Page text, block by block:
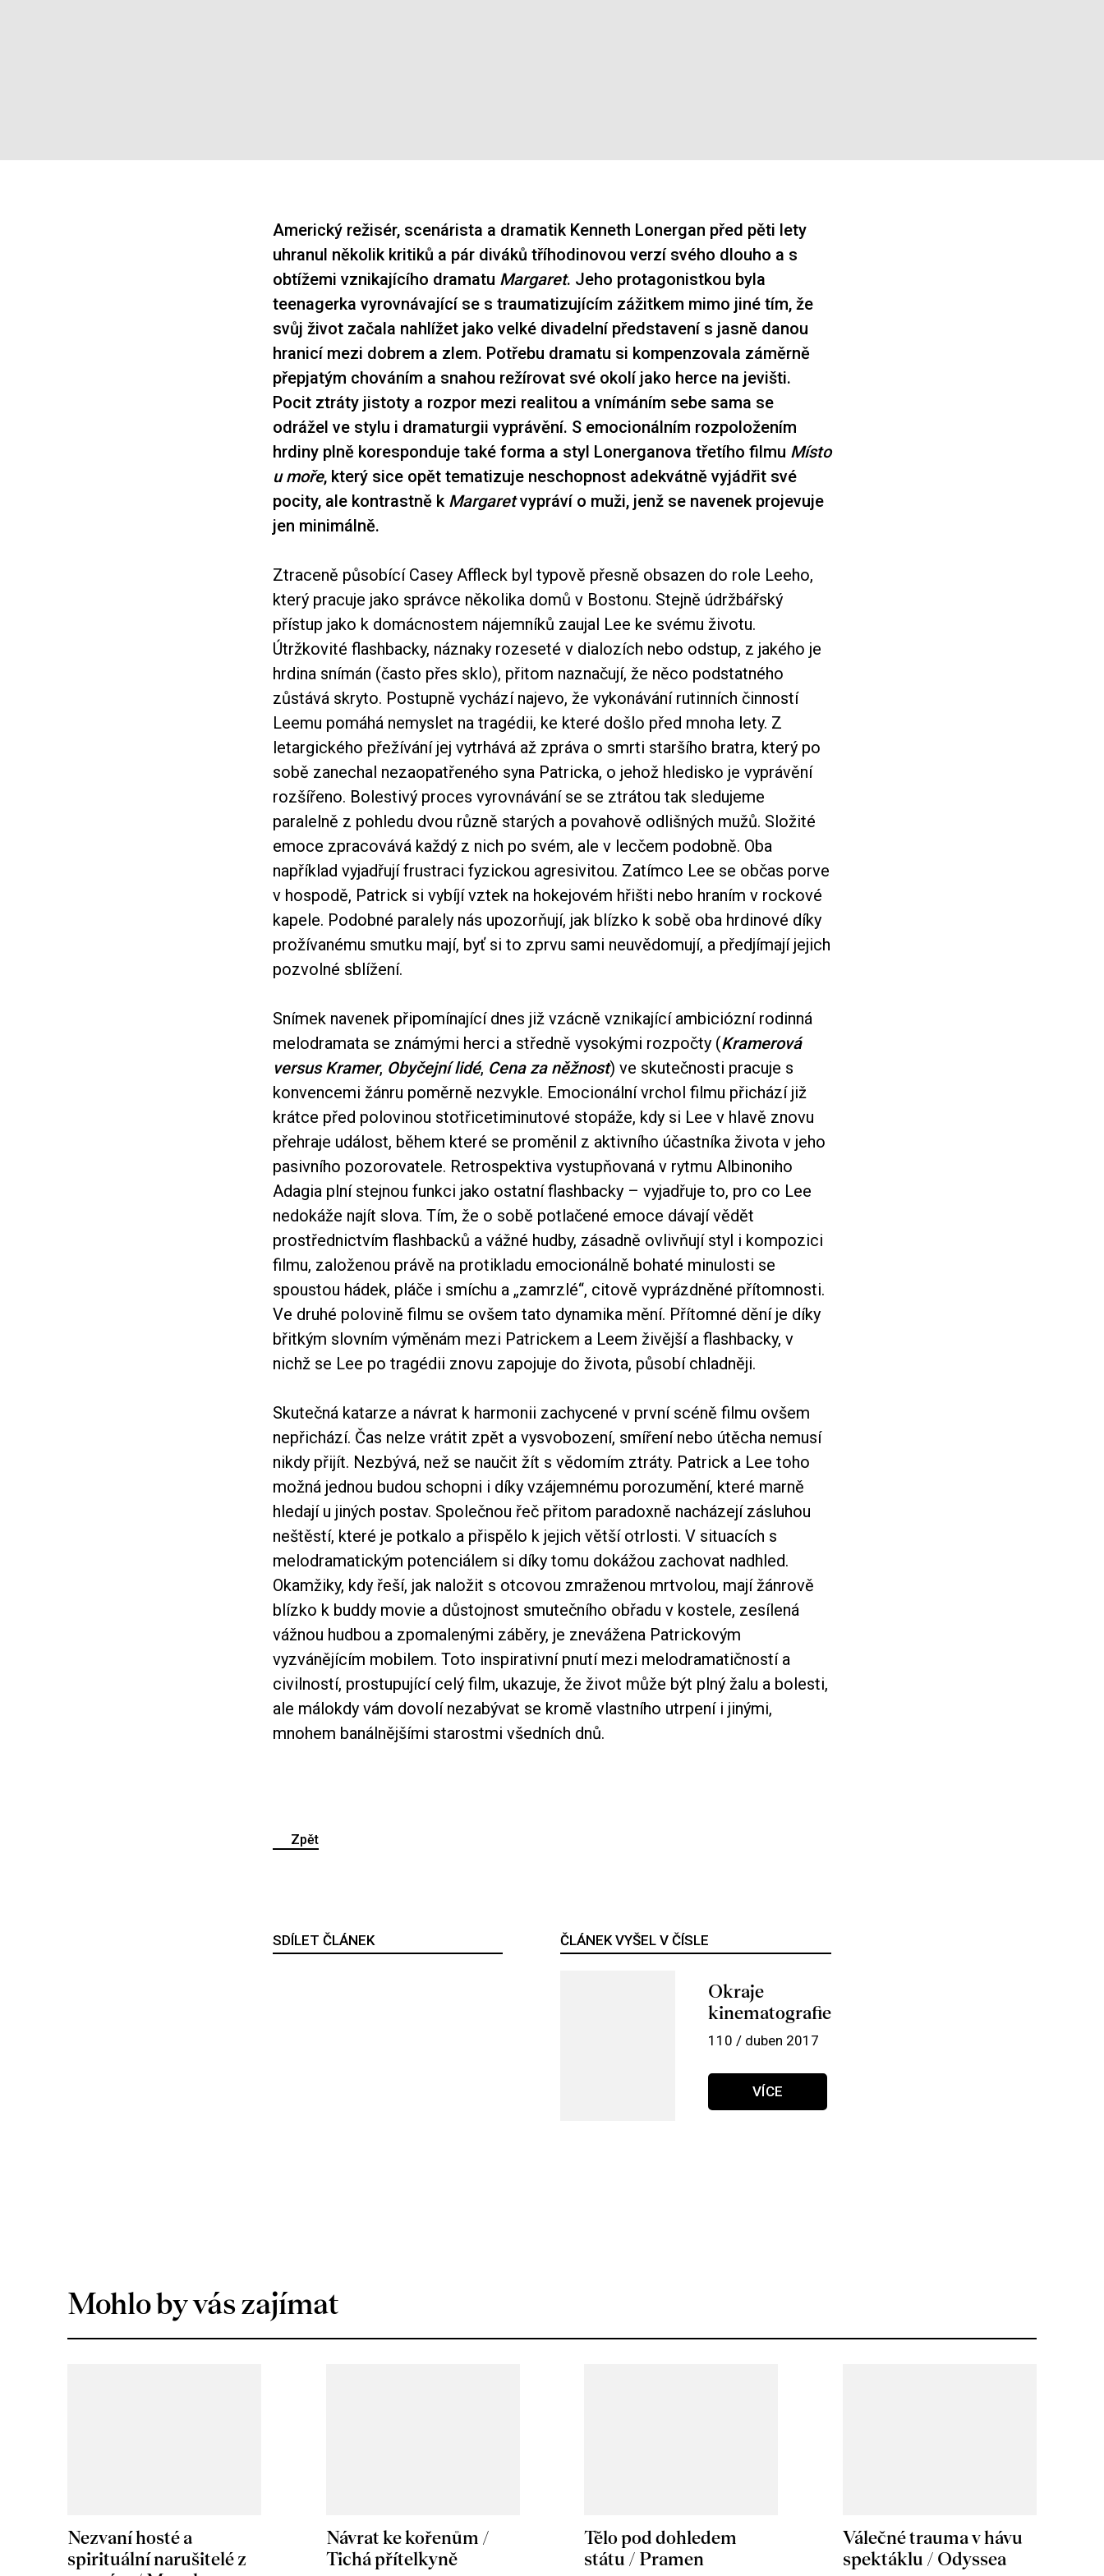
Americký režisér, scenárista a dramatik Kenneth Lonergan před pěti lety
uhranul několik kritiků a pár diváků tříhodinovou verzí svého dlouho a s
obtížemi vznikajícího dramatu Margaret. Jeho protagonistkou byla
teenagerka vyrovnávající se s traumatizujícím zážitkem mimo jiné tím, že
svůj život začala nahlížet jako velké divadelní představení s jasně danou
hranicí mezi dobrem a zlem. Potřebu dramatu si kompenzovala záměrně
přepjatým chováním a snahou režírovat své okolí jako herce na jevišti.
Pocit ztráty jistoty a rozpor mezi realitou a vnímáním sebe sama se
odrážel ve stylu i dramaturgii vyprávění. S emocionálním rozpoložením
hrdiny plně koresponduje také forma a styl Lonerganova třetího filmu Místo
u moře, který sice opět tematizuje neschopnost adekvátně vyjádřit své
pocity, ale kontrastně k Margaretvypráví o muži, jenž se navenek projevuje
jen minimálně.
Ztraceně působící Casey Affleck byl typově přesně obsazen do role Leeho,
který pracuje jako správce několika domů v Bostonu. Stejně údržbářský
přístup jako k domácnostem nájemníků zaujal Lee ke svému životu.
Útržkovité flashbacky, náznaky rozeseté v dialozích nebo odstup, z jakého je
hrdina snímán (často přes sklo), přitom naznačují, že něco podstatného
zůstává skryto. Postupně vychází najevo, že vykonávání rutinních činností
Leemu pomáhá nemyslet na tragédii, ke které došlo před mnoha lety. Z
letargického přežívání jej vytrhává až zpráva o smrti staršího bratra, který po
sobě zanechal nezaopatřeného syna Patricka, o jehož hledisko je vyprávění
rozšířeno. Bolestivý proces vyrovnávání se se ztrátou tak sledujeme
paralelně z pohledu dvou různě starých a povahově odlišných mužů. Složité
emoce zpracovává každý z nich po svém, ale v lecčem podobně. Oba
například vyjadřují frustraci fyzickou agresivitou. Zatímco Lee se občas porve
v hospodě, Patrick si vybíjí vztek na hokejovém hřišti nebo hraním v rockové
kapele. Podobné paralely nás upozorňují, jak blízko k sobě oba hrdinové díky
prožívanému smutku mají, byť si to zprvu sami neuvědomují, a předjímají jejich
pozvolné sblížení.
Snímek navenek připomínající dnes již vzácně vznikající ambiciózní rodinná
melodramata se známými herci a středně vysokými rozpočty (Kramerová
versus Kramer, Obyčejní lidé, Cena za něžnost) ve skutečnosti pracuje s
konvencemi žánru poměrně nezvykle. Emocionální vrchol filmu přichází již
krátce před polovinou stotřicetiminutové stopáže, kdy si Lee v hlavě znovu
přehraje událost, během které se proměnil z aktivního účastníka života v jeho
pasivního pozorovatele. Retrospektiva vystupňovaná v rytmu Albinoniho
Adagia plní stejnou funkci jako ostatní flashbacky – vyjadřuje to, pro co Lee
nedokáže najít slova. Tím, že o sobě potlačené emoce dávají vědět
prostřednictvím flashbacků a vážné hudby, zásadně ovlivňují styl i kompozici
filmu, založenou právě na protikladu emocionálně bohaté minulosti se
spoustou hádek, pláče i smíchu a „zamrzlé“, citově vyprázdněné přítomnosti.
Ve druhé polovině filmu se ovšem tato dynamika mění. Přítomné dění je díky
břitkým slovním výměnám mezi Patrickem a Leem živější a flashbacky, v
nichž se Lee po tragédii znovu zapojuje do života, působí chladněji.
Skutečná katarze a návrat k harmonii zachycené v první scéně filmu ovšem
nepřichází. Čas nelze vrátit zpět a vysvobození, smíření nebo útěcha nemusí
nikdy přijít. Nezbývá, než se naučit žít s vědomím ztráty. Patrick a Lee toho
možná jednou budou schopni i díky vzájemnému porozumění, které marně
hledají u jiných postav. Společnou řeč přitom paradoxně nacházejí zásluhou
neštěstí, které je potkalo a přispělo k jejich větší otrlosti. V situacích s
melodramatickým potenciálem si díky tomu dokážou zachovat nadhled.
Okamžiky, kdy řeší, jak naložit s otcovou zmraženou mrtvolou, mají žánrově
blízko k buddy movie a důstojnost smutečního obřadu v kostele, zesílená
vážnou hudbou a zpomalenými záběry, je znevážena Patrickovým
vyzvánějícím mobilem. Toto inspirativní pnutí mezi melodramatičností a
civilností, prostupující celý film, ukazuje, že život může být plný žalu a bolesti,
ale málokdy vám dovolí nezabývat se kromě vlastního utrpení i jinými,
mnohem banálnějšími starostmi všedních dnů.
Zpět
SDÍLET ČLÁNEK ČLÁNEK VYŠEL V ČÍSLE
Okraje
kinematografie
110 / duben 2017
VÍCE
Mohlo by vás zajímat
Nezvaní hosté a
spirituální narušitelé z
Návrat ke kořenům /
Tichá přítelkyně
Tělo pod dohledem
státu / Pramen
Válečné trauma v hávu
spektáklu / Odyssea